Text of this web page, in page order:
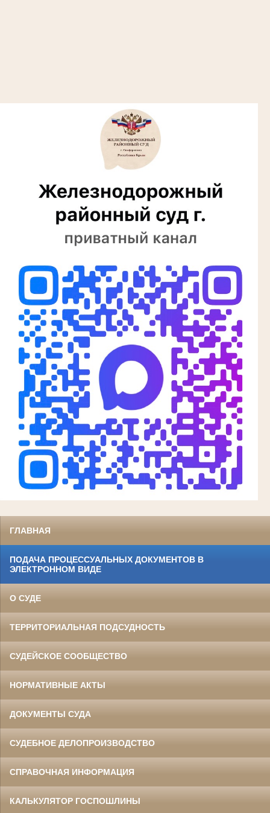
ГЛАВНАЯ
ПОДАЧА ПРОЦЕССУАЛЬНЫХ ДОКУМЕНТОВ В
ЭЛЕКТРОННОМ ВИДЕ
О СУДЕ
ТЕРРИТОРИАЛЬНАЯ ПОДСУДНОСТЬ
СУДЕЙСКОЕ СООБЩЕСТВО
НОРМАТИВНЫЕ АКТЫ
ДОКУМЕНТЫ СУДА
СУДЕБНОЕ ДЕЛОПРОИЗВОДСТВО
СПРАВОЧНАЯ ИНФОРМАЦИЯ
КАЛЬКУЛЯТОР ГОСПОШЛИНЫ